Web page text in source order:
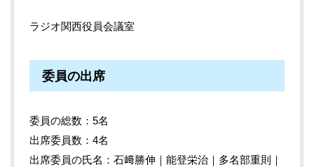
ラジオ関西役員会議室
委員の出席
委員の総数：5名
出席委員数：4名
出席委員の氏名：石﨑勝伸｜能登栄治｜多名部重則｜